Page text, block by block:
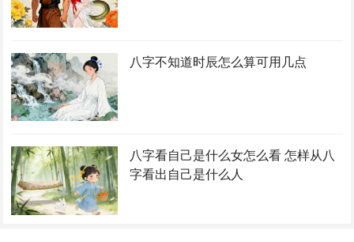
八字不知道时辰怎么算可用几点
八字看自己是什么女怎么看 怎样从八
字看出自己是什么人